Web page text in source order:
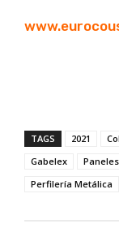
TAGS 2021
Gabelex
Perfilería Metálica